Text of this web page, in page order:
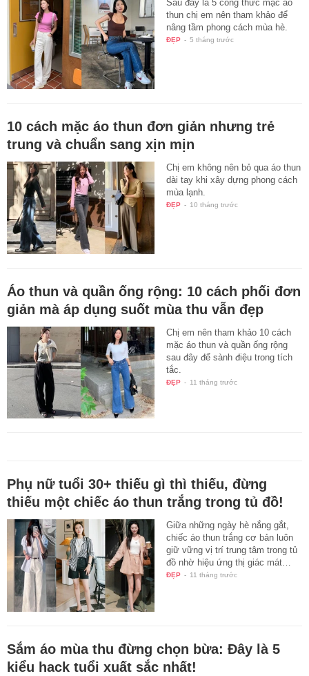
Sau đây là 5 công thức mặc áo
thun chị em nên tham khảo để
nâng tầm phong cách mùa hè.
ĐẸP - 5 tháng trước
10 cách mặc áo thun đơn giản nhưng trẻ
trung và chuẩn sang xịn mịn
Chị em không nên bỏ qua áo thun
dài tay khi xây dựng phong cách
mùa lạnh.
ĐẸP - 10 tháng trước
Áo thun và quần ống rộng: 10 cách phối đơn
giản mà áp dụng suốt mùa thu vẫn đẹp
Chị em nên tham khảo 10 cách
mặc áo thun và quần ống rộng
sau đây để sành điệu trong tích
tắc.
ĐẸP - 11 tháng trước
Phụ nữ tuổi 30+ thiếu gì thì thiếu, đừng
thiếu một chiếc áo thun trắng trong tủ đồ!
Giữa những ngày hè nắng gắt,
chiếc áo thun trắng cơ bản luôn
giữ vững vị trí trung tâm trong tủ
đồ nhờ hiệu ứng thị giác mát…
ĐẸP - 11 tháng trước
Sắm áo mùa thu đừng chọn bừa: Đây là 5
kiểu hack tuổi xuất sắc nhất!